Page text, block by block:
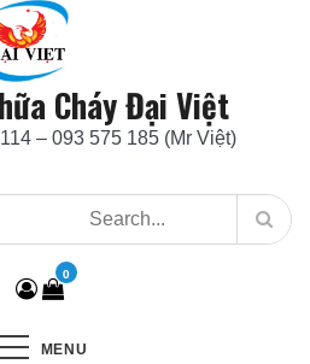
Cháy Đại Việt
– 093 575 185 (Mr Việt)
0
MENU